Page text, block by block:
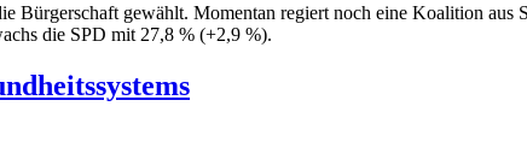
Bürgerschaft gewählt. Momentan regiert noch eine Koalition
die SPD mit 27,8 % (+2,9 %).